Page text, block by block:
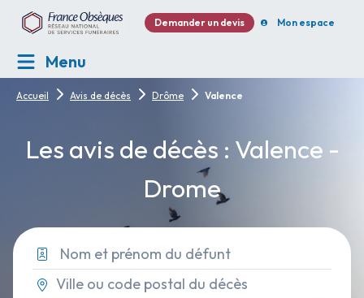
Demander un devis Mon espace
Menu
Accueil Avis de décès Drôme Valence
Les avis de décès : Valence -
Drome